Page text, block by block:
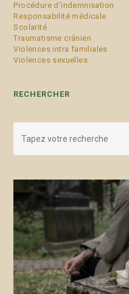
Procédure d'indemnisation
Responsabilité médicale
Scolarité
Traumatisme crânien
Violences intra familiales
Violences sexuelles
RECHERCHER